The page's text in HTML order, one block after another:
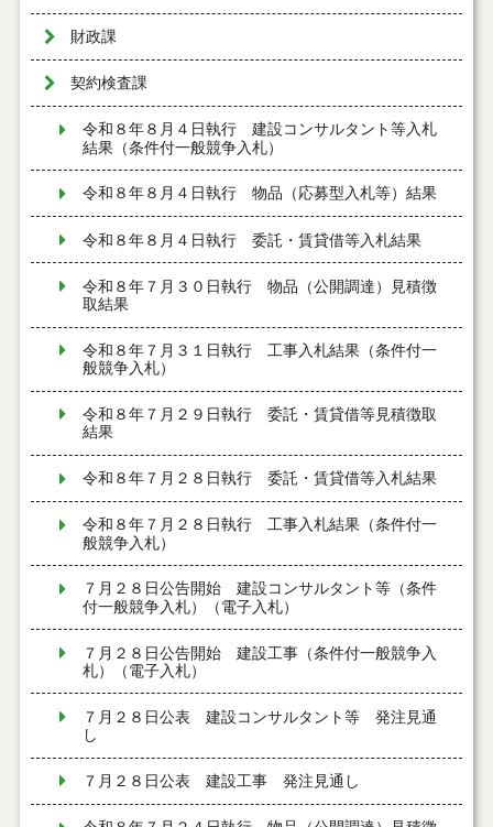
財政課
契約検査課
令和８年８月４日執行 建設コンサルタント等入札
結果（条件付一般競争入札）
令和８年８月４日執行 物品（応募型入札等）結果
令和８年８月４日執行 委託・賃貸借等入札結果
令和８年７月３０日執行 物品（公開調達）見積徴
取結果
令和８年７月３１日執行 工事入札結果（条件付一
般競争入札）
令和８年７月２９日執行 委託・賃貸借等見積徴取
結果
令和８年７月２８日執行 委託・賃貸借等入札結果
令和８年７月２８日執行 工事入札結果（条件付一
般競争入札）
７月２８日公告開始 建設コンサルタント等（条件
付一般競争入札）（電子入札）
７月２８日公告開始 建設工事（条件付一般競争入
札）（電子入札）
７月２８日公表 建設コンサルタント等 発注見通
し
７月２８日公表 建設工事 発注見通し